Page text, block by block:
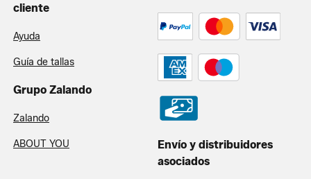
cliente
Ayuda
Guía de tallas
Grupo Zalando
Zalando
ABOUT YOU
Envío y distribuidores
asociados